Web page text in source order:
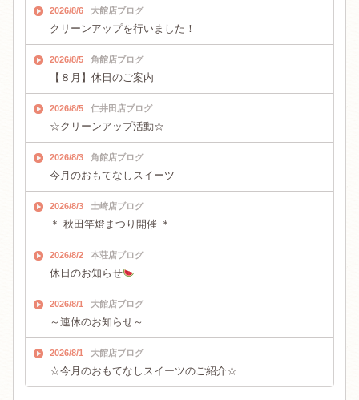
2026/8/6 大館店ブログ
クリーンアップを行いました！
2026/8/5 角館店ブログ
【８月】休日のご案内
2026/8/5 仁井田店ブログ
☆クリーンアップ活動☆
2026/8/3 角館店ブログ
今月のおもてなしスイーツ
2026/8/3 土崎店ブログ
＊ 秋田竿燈まつり開催 ＊
2026/8/2 本荘店ブログ
休日のお知らせ
2026/8/1 大館店ブログ
～連休のお知らせ～
2026/8/1 大館店ブログ
☆今月のおもてなしスイーツのご紹介☆